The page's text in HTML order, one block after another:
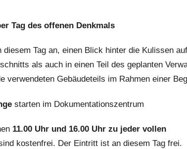
Tag des offenen Denkmals
diesem Tag an, einen Blick hinter die Kulissen
als auch in einen Teil des geplanten
verwendeten Gebäudeteils im Rahmen einer
starten im Dokumentationszentrum
11.00 Uhr und 16.00 Uhr zu jeder vollen
kostenfrei. Der Eintritt ist an diesem Tag frei.